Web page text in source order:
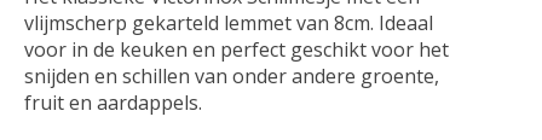
vlijmscherp gekarteld lemmet van 8cm. Ideaal
voor in de keuken en perfect geschikt voor het
snijden en schillen van onder andere groente,
fruit en aardappels.